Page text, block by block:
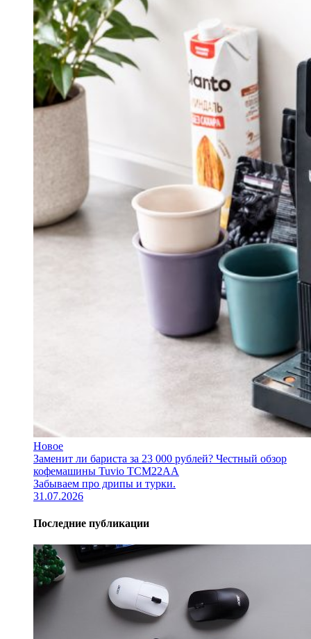
Новое
Заменит ли бариста за 23 000 рублей? Честный обзор
кофемашины Tuvio TCM22AA
Забываем про дрипы и турки.
31.07.2026
Последние публикации